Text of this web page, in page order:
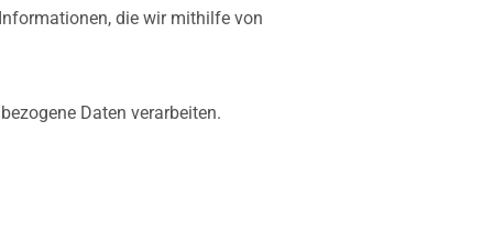
die wir mithilfe von
Daten verarbeiten.